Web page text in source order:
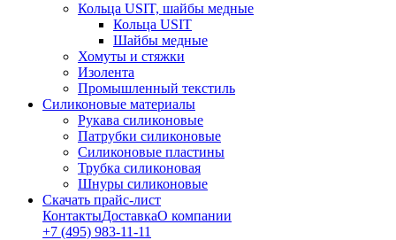
Кольца USIT, шайбы медные
Кольца USIT
Шайбы медные
Хомуты и стяжки
Изолента
Промышленный текстиль
Силиконовые материалы
Рукава силиконовые
Патрубки силиконовые
Силиконовые пластины
Трубка силиконовая
Шнуры силиконовые
Скачать прайс-лист
КонтактыДоставкаО компании
+7 (495) 983-11-11